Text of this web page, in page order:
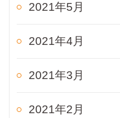
2021年5月
2021年4月
2021年3月
2021年2月